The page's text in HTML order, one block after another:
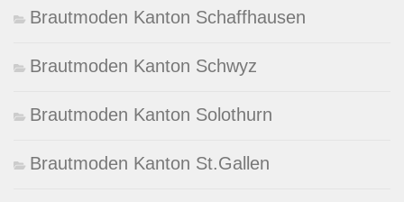
Brautmoden Kanton Schaffhausen
Brautmoden Kanton Schwyz
Brautmoden Kanton Solothurn
Brautmoden Kanton St.Gallen